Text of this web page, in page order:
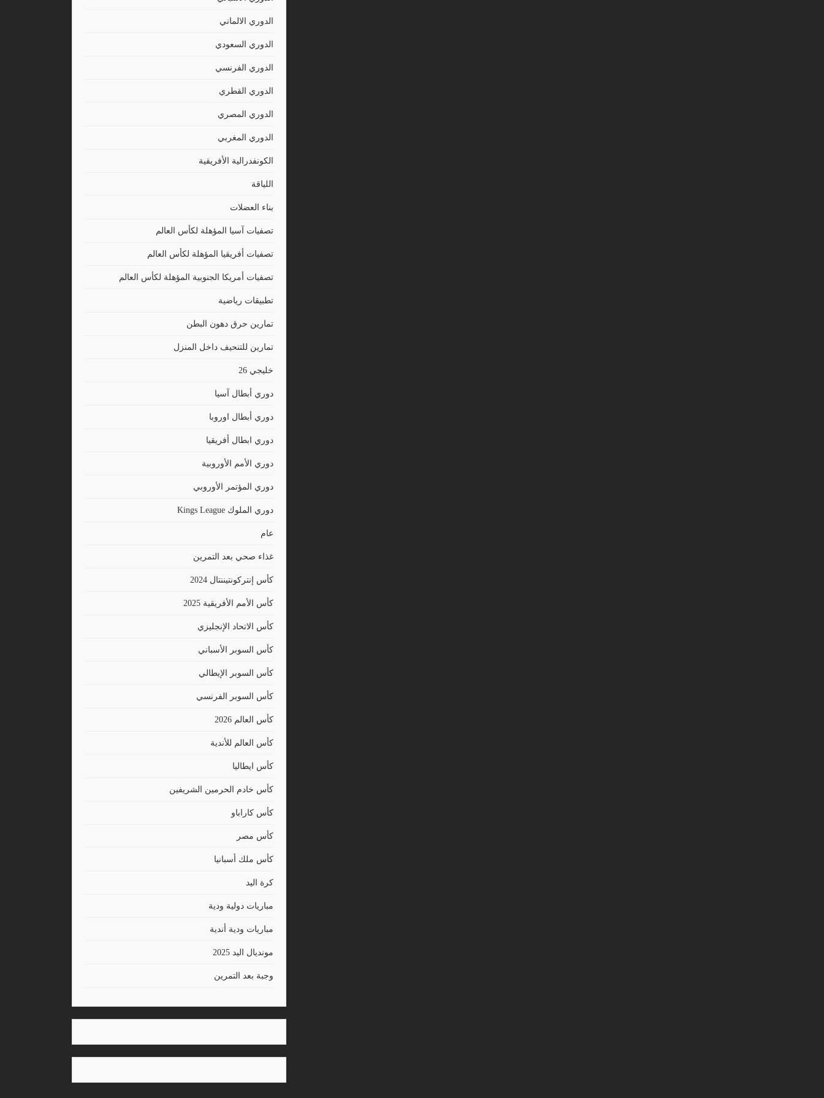
الدوري الالماني
الدوري السعودي
الدوري الفرنسي
الدوري القطري
الدوري المصري
الدوري المغربي
الكونفدرالية الأفريقية
اللياقة
بناء العضلات
تصفيات آسيا المؤهلة لكأس العالم
تصفيات أفريقيا المؤهلة لكأس العالم
تصفيات أمريكا الجنوبية المؤهلة لكأس العالم
تطبيقات رياضية
تمارين حرق دهون البطن
تمارين للتنحيف داخل المنزل
خليجي 26
دوري أبطال آسيا
دوري أبطال اوروبا
دوري ابطال أفريقيا
دوري الأمم الأوروبية
دوري المؤتمر الأوروبي
دوري الملوك Kings League
عام
غذاء صحي بعد التمرين
كأس إنتركونتيننتال 2024
كأس الأمم الأفريقية 2025
كأس الاتحاد الإنجليزي
كأس السوبر الأسباني
كأس السوبر الإيطالي
كأس السوبر الفرنسي
كأس العالم 2026
كأس العالم للأندية
كأس ايطاليا
كأس خادم الحرمين الشريفين
كأس كاراباو
كأس مصر
كأس ملك أسبانيا
كرة اليد
مباريات دولية ودية
مباريات ودية أندية
مونديال اليد 2025
وجبة بعد التمرين